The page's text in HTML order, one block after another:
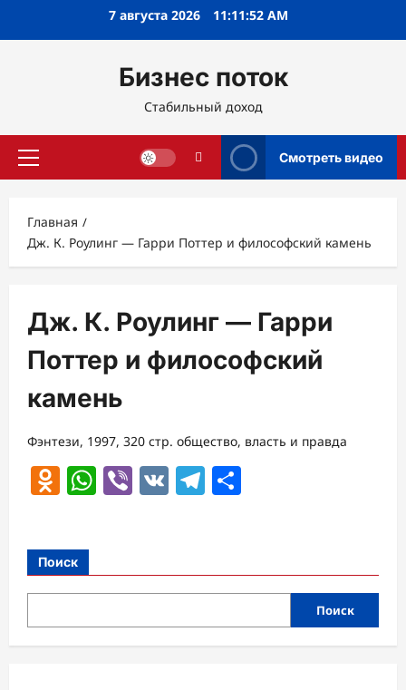
7 августа 2026 11:11:52 AM
Бизнес поток
Стабильный доход
Основное
Смотреть видео
Главная
Дж. К. Роулинг — Гарри Поттер и философский камень
Дж. К. Роулинг — Гарри
Поттер и философский
камень
Фэнтези, 1997, 320 стр. общество, власть и правда
Odnoklassniki
WhatsApp
Viber
VK Telegram
Поиск
Поиск